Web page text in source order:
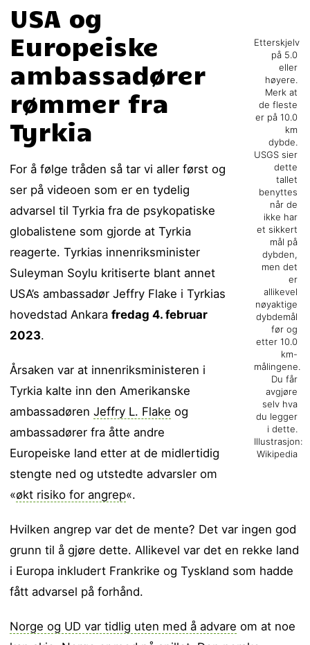
Etterskjelv
på 5.0
eller
høyere.
Merk at
de fleste
er på 10.0
km
dybde.
USGS sier
dette
tallet
benyttes
når de
ikke har
et sikkert
mål på
dybden,
men det
er
allikevel
nøyaktige
dybdemål
før og
etter 10.0
km-
målingene.
Du får
avgjøre
selv hva
du legger
i dette.
Illustrasjon:
Wikipedia
USA og
Europeiske
ambassadører
rømmer fra
Tyrkia
For å følge tråden så tar vi aller først og
ser på videoen som er en tydelig
advarsel til Tyrkia fra de psykopatiske
globalistene som gjorde at Tyrkia
reagerte. Tyrkias innenriksminister
Suleyman Soylu kritiserte blant annet
USA’s ambassadør Jeffry Flake i Tyrkias
hovedstad Ankarafredag 4. februar
2023.
Årsaken var at innenriksministeren i
Tyrkia kalte inn den Amerikanske
ambassadørenJeffry L. Flake og
ambassadører fra åtte andre
Europeiske land etter at de midlertidig
stengte ned og utstedte advarsler om
«økt risiko for angrep«.
Hvilken angrep var det de mente? Det var ingen god
grunn til å gjøre dette. Allikevel var det en rekke land
i Europa inkludert Frankrike og Tyskland som hadde
fått advarsel på forhånd.
Norge og UD var tidlig uten med å advare om at noe